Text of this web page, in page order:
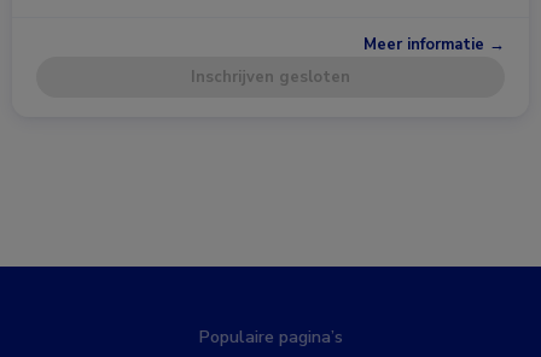
Meer informatie →
Inschrijven gesloten
Populaire pagina’s